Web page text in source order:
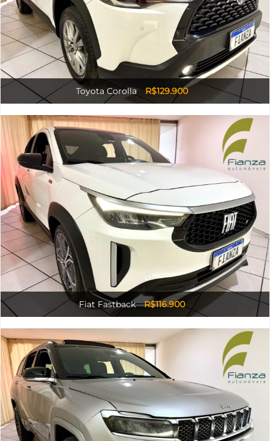
Toyota Corolla R$129.900
Fiat Fastback R$116.900